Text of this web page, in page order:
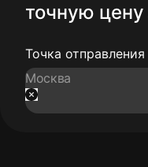
точную
Точка отправления